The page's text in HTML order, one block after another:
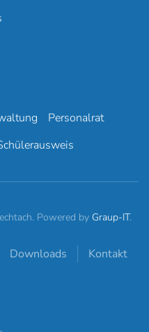
Personalrat
Powered by Graup-IT.
Downloads
Kontakt